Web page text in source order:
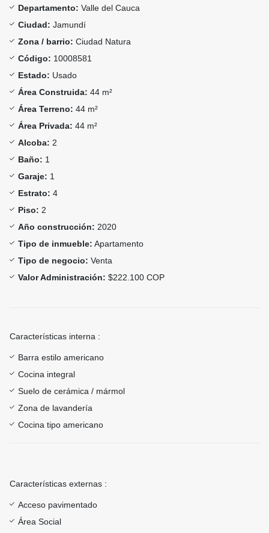
Departamento: Valle del Cauca
Ciudad: Jamundí
Zona / barrio: Ciudad Natura
Código: 10008581
Estado: Usado
Área Construida: 44 m²
Área Terreno: 44 m²
Área Privada: 44 m²
Alcoba: 2
Baño: 1
Garaje: 1
Estrato: 4
Piso: 2
Año construcción: 2020
Tipo de inmueble: Apartamento
Tipo de negocio: Venta
Valor Administración: $222.100 COP
Características interna :
Barra estilo americano
Cocina integral
Suelo de cerámica / mármol
Zona de lavandería
Cocina tipo americano
Características externas :
Acceso pavimentado
Área Social